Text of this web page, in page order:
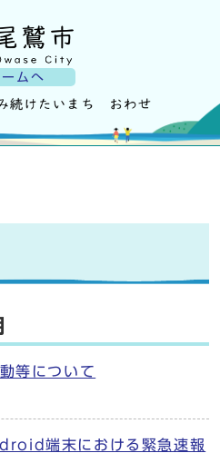
ームへ
等について
端末における緊急速報